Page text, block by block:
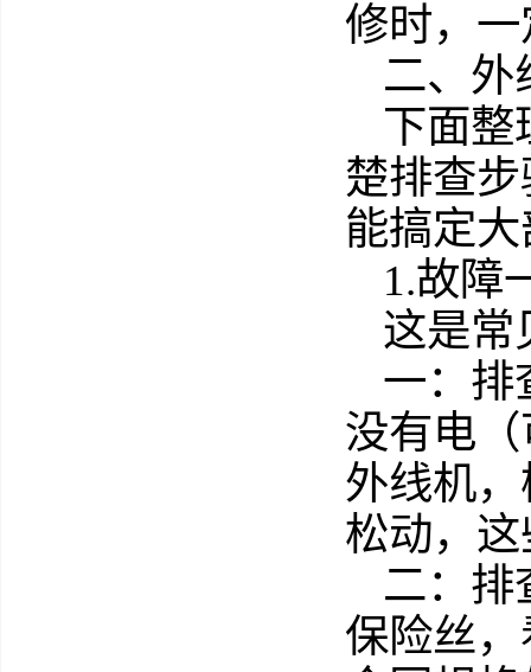
修时，
二、外
下面整
楚排查
能搞定
1.故障
这是常
一：排
没有电
外线机
松动，
二：排
保险丝